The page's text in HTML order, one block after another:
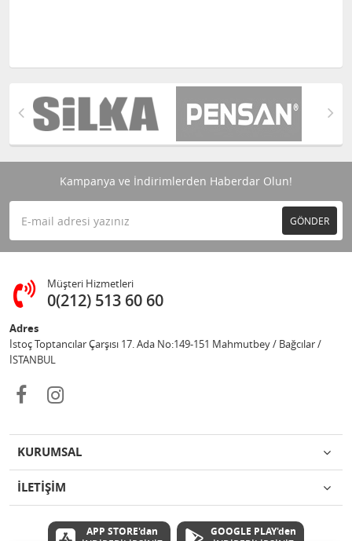
Kampanya ve İndirimlerden Haberdar Olun!
GÖNDER
Müşteri Hizmetleri
0(212) 513 60 60
Adres
İstoç Toptancılar Çarşısı 17. Ada No:149-151 Mahmutbey / Bağcılar /
İSTANBUL
KURUMSAL
İLETİŞİM
APP STORE'dan
GOOGLE PLAY'den